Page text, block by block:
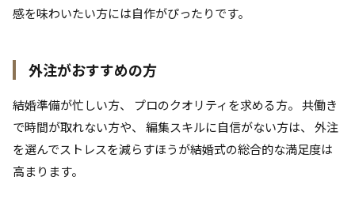
感を味わいたい方には自作がぴったりです。
外注がおすすめの方
結婚準備が忙しい方、 プロのクオリティを求める方。 共働き
で時間が取れない方や、 編集スキルに自信がない方は、 外注
を選んでストレスを減らすほうが結婚式の総合的な満足度は
高まります。